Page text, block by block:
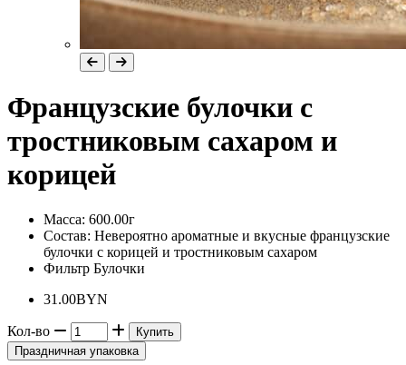
Французские булочки с
тростниковым сахаром и
корицей
Масса: 600.00г
Состав: Невероятно ароматные и вкусные французские
булочки с корицей и тростниковым сахаром
Фильтр Булочки
31.00BYN
Кол-во
Купить
Праздничная упаковка